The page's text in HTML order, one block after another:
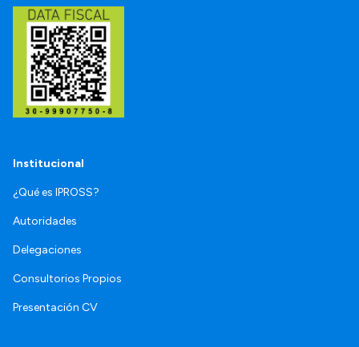
Institucional
¿Qué es IPROSS?
Autoridades
Delegaciones
Consultorios Propios
Presentación CV